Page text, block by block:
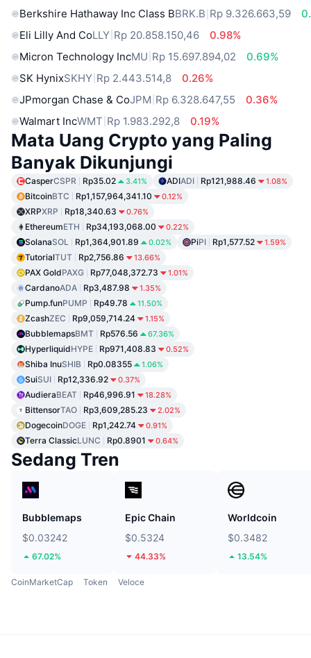
Berkshire Hathaway Inc Class BBRK.B Rp 9.326.663,59
Eli Lilly And CoLLY Rp 20.858.150,46
0.98%
Micron Technology IncMU Rp 15.697.894,02
0.69%
SK HynixSKHY Rp 2.443.514,8
0.26%
JPmorgan Chase & CoJPM Rp 6.328.647,55
0.36%
Walmart IncWMT Rp 1.983.292,8 0.19%
Mata Uang Crypto yang Paling
Banyak Dikunjungi
CasperCSPR Rp35.02 3.41% ADIADI Rp121,988.46 1.08%
BitcoinBTC Rp1,157,964,341.10 0.12%
XRPXRP Rp18,340.63 0.76%
EthereumETH Rp34,193,068.00 0.22%
SolanaSOL Rp1,364,901.89 0.02% PiPI Rp1,577.52 1.59%
TutorialTUT Rp2,756.86 13.66%
PAX GoldPAXG Rp77,048,372.73 1.01%
CardanoADA Rp3,487.98 1.35%
Pump.funPUMP Rp49.78 11.50%
ZcashZEC Rp9,059,714.24 1.15%
BubblemapsBMT Rp576.56 67.36%
HyperliquidHYPE Rp971,408.83 0.52%
Shiba InuSHIB Rp0.08355 1.06%
SuiSUI Rp12,336.92 0.37%
AudieraBEAT Rp46,996.91 18.28%
BittensorTAO Rp3,609,285.23 2.02%
DogecoinDOGE Rp1,242.74 0.91%
Terra ClassicLUNC Rp0.8901 0.64%
Sedang Tren
Bubblemaps
$0.03242
67.02%
Epic Chain
$0.5324
44.33%
Worldcoin
$0.3482
13.54%
CoinMarketCap Token Veloce